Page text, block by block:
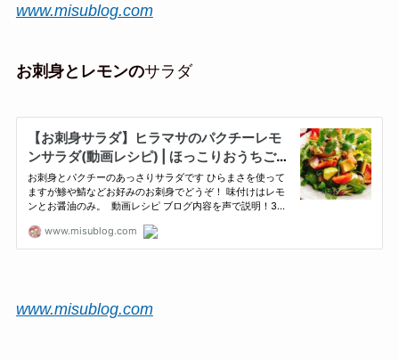
www.misublog.com
お刺身とレモンのサラダ
www.misublog.com